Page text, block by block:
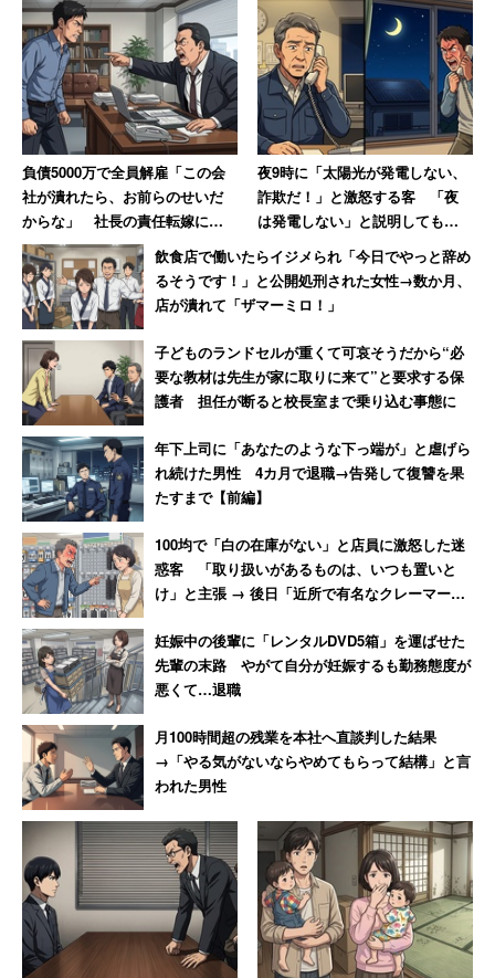
ータスに関する条件が上位に入っている。
一方、18年世代は2位以降「自分のことをずっと愛してく
れる」（25.7％）、「安定した仕事に就いている」
（24.8％）と続き、4位「顔が好み」（21.1％）は他世代
より約20ポイント低い。外見より、安定を取りたいのがこ
の世代の特徴のようだ。
カラオケで盛り上がる曲「プリプリ」→「安
室ちゃん」→「DA PUMP」
好きな番組トップ3は、89年世代は「ザ・ベストテン」
「とんねるずのみなさんのおかげです」「とんねるずの番
組」とお笑い色の強い番組がランクインした。
96年世代は男性アイドルやお笑い芸人が司会を務める番組
が台頭し「学校へ行こう！」「ミュージックステーショ
ン」「HEY！HEY！HEY！MUSIC CHAMP」。18年世代
は「月曜から夜ふかし」「世界の果てまでイッテQ！」
「しゃべくり007」とさまざまなジャンルのバラエティ番
組が上位を占めた。
カラオケで盛り上がる曲については、89年世代は「プリン
セスプリンセス」「中森明菜」「松田聖子」、96年世代は
「安室奈美恵」「SPEED」「小室ファミリー」「モーニ
ング娘」、18年世代は「DA PUMP」「嵐」「ゴールデン
ボンバー」「AKB48」。近年は男性アーティストも多数
登場している。
メイク・ファッションを参考にする有名人は、89年は「松
負債5000万で全員解雇「この会
社が潰れたら、お前らのせいだ
からな」 社長の責任転嫁に絶
句【前編】
夜9時に「太陽光が発電しない、
詐欺だ！」と激怒する客 「夜
は発電しない」と説明しても
飲食店で働いたらイジメられ「今日でやっと辞め
るそうです！」と公開処刑された女性→数か月、
店が潰れて「ザマーミロ！」
子どものランドセルが重くて可哀そうだから“必
要な教材は先生が家に取りに来て”と要求する保
護者 担任が断ると校長室まで乗り込む事態に
年下上司に「あなたのような下っ端が」と虐げら
れ続けた男性 4カ月で退職→告発して復讐を果
たすまで【前編】
100均で「白の在庫がない」と店員に激怒した迷
惑客 「取り扱いがあるものは、いつも置いと
け」と主張 → 後日「近所で有名なクレーマー」
妊娠中の後輩に「レンタルDVD5箱」を運ばせた
先輩の末路 やがて自分が妊娠するも勤務態度が
悪くて…退職
月100時間超の残業を本社へ直談判した結果
→「やる気がないならやめてもらって結構」と言
われた男性